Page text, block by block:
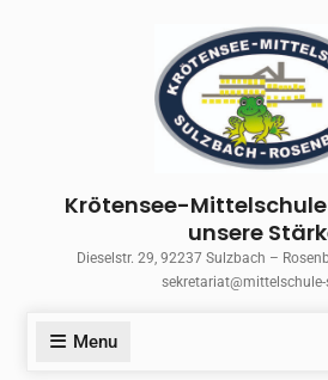
Krötensee-
unsere
Dieselstr. 29, 92237 Sulzbach –
Menu